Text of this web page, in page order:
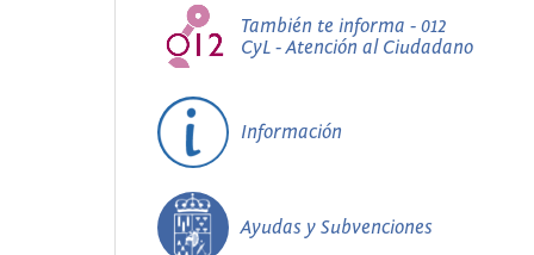
También te informa - 012
CyL - Atención al Ciudadano
Información
Ayudas y Subvenciones